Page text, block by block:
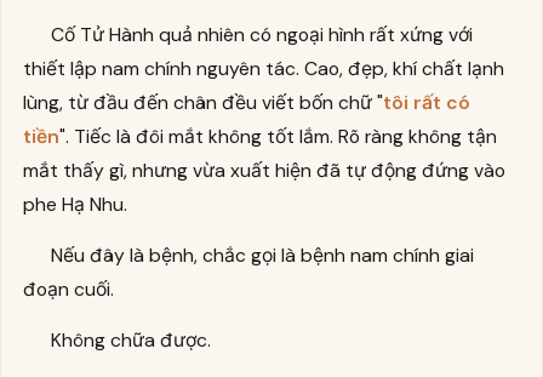
Cố Tử Hành quả nhiên có ngoại hình rất xứng với
thiết lập nam chính nguyên tác. Cao, đẹp, khí chất lạnh
lùng, từ đầu đến chân đều viết bốn chữ "tôi rất có
tiền". Tiếc là đôi mắt không tốt lắm. Rõ ràng không tận
mắt thấy gì, nhưng vừa xuất hiện đã tự động đứng vào
phe Hạ Nhu.
Nếu đây là bệnh, chắc gọi là bệnh nam chính giai
đoạn cuối.
Không chữa được.